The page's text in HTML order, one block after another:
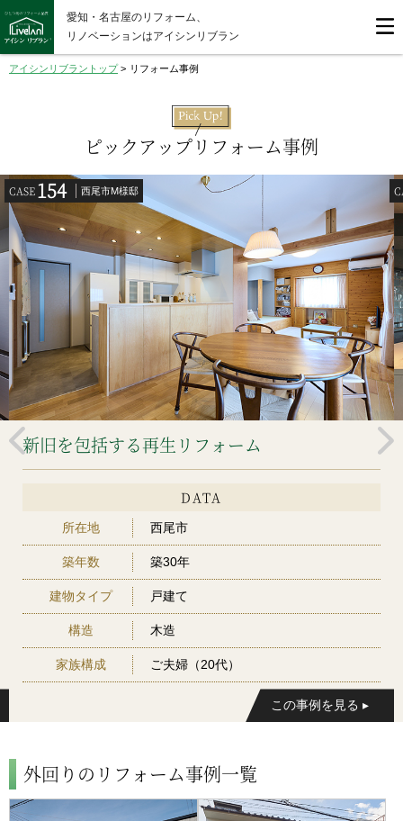
愛知・名古屋のリフォーム、
リノベーションはアイシンリブラン
アイシンリブラントップ> リフォーム事例
ピックアップリフォーム事例
CASE154 西尾市M様邸
新旧を包括する再生リフォーム
DATA
所在地 西尾市
築年数 築30年
建物タイプ 戸建て
構造 木造
家族構成 ご夫婦（20代）
外回りのリフォーム事例一覧